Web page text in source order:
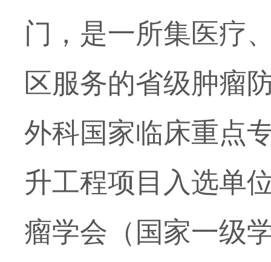
门，是一所集医疗
区服务的省级肿瘤
外科国家临床重点
升工程项目入选单
瘤学会（国家一级